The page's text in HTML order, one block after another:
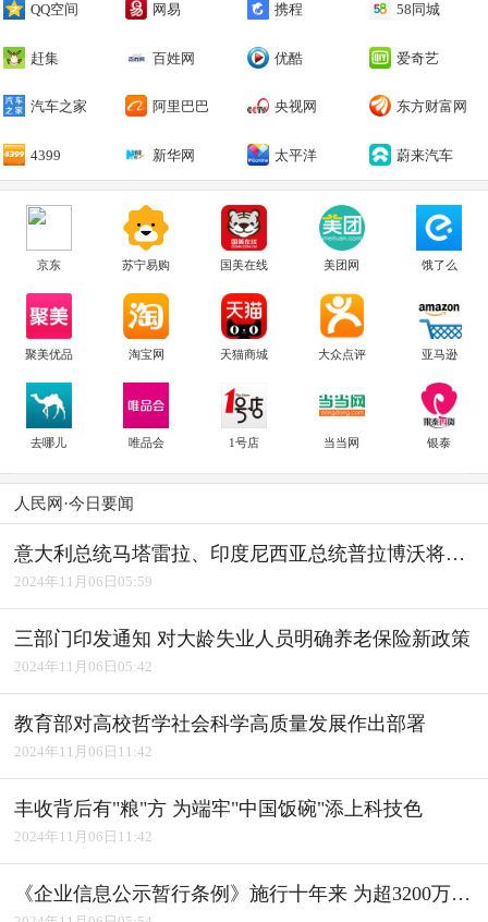
QQ空间 网易 携程 58同城
赶集 百姓网 优酷 爱奇艺
汽车之家 阿里巴巴 央视网 东方财富网
4399 新华网 太平洋 蔚来汽车
京东 苏宁易购 国美在线 美团网 饿了么
聚美优品 淘宝网 天猫商城 大众点评 亚马逊
去哪儿 唯品会 1号店 当当网 银泰
人民网·今日要闻
意大利总统马塔雷拉、印度尼西亚总统普拉博沃将访华
2024年11月06日05:59
三部门印发通知 对大龄失业人员明确养老保险新政策
2024年11月06日05:42
教育部对高校哲学社会科学高质量发展作出部署
2024年11月06日11:42
丰收背后有"粮"方 为端牢"中国饭碗"添上科技色
2024年11月06日11:42
《企业信息公示暂行条例》施行十年来 为超3200万户经营主体修复信用